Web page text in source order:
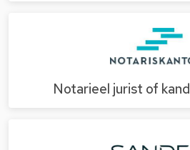
Notarieel jurist of